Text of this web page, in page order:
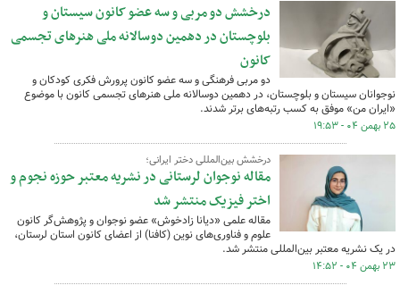
درخشش دو مربی و سه عضو کانون سیستان و
بلوچستان در دهمین دوسالانه ملی هنرهای تجسمی
کانون
دو مربی فرهنگی و سه عضو کانون پرورش فکری کودکان و
نوجوانان سیستان و بلوچستان، در دهمین دوسالانه ملی هنرهای تجسمی کانون با موضوع
«ایران من» موفق به کسب رتبه‌های برتر شدند.
۲۵ بهمن ۰۴ - ۱۹:۵۳
درخشش بین‌المللی دختر ایرانی؛
مقاله نوجوان لرستانی در نشریه معتبر حوزه نجوم و
اختر فیزیک منتشر شد
مقاله علمی «دیانا زادخوش» عضو نوجوان و پژوهش‌گر کانون
علوم و فناوری‌های نوین (کافنا) از اعضای کانون استان لرستان،
در یک نشریه معتبر بین‌المللی منتشر شد.
۲۳ بهمن ۰۴ - ۱۴:۵۲